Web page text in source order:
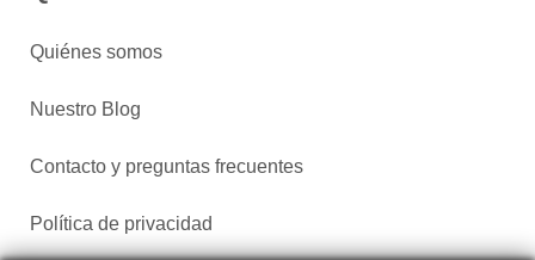
Quiénes somos
Nuestro Blog
Contacto y preguntas frecuentes
Política de privacidad